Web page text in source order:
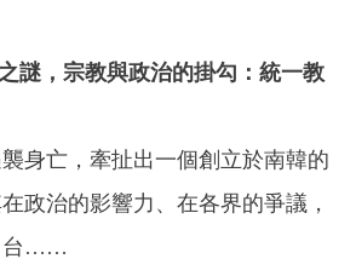
謎，宗教與政治的掛勾：統一教
身亡，牽扯出一個創立於南韓的
政治的影響力、在各界的爭議，
台……